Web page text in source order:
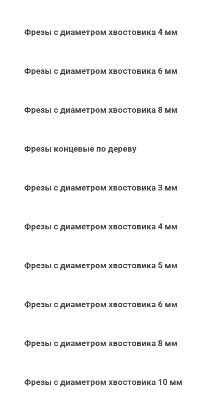
Фрезы с диаметром хвостовика 4 мм
Фрезы с диаметром хвостовика 6 мм
Фрезы с диаметром хвостовика 8 мм
Фрезы концевые по дереву
Фрезы с диаметром хвостовика 3 мм
Фрезы с диаметром хвостовика 4 мм
Фрезы с диаметром хвостовика 5 мм
Фрезы с диаметром хвостовика 6 мм
Фрезы с диаметром хвостовика 8 мм
Фрезы с диаметром хвостовика 10 мм